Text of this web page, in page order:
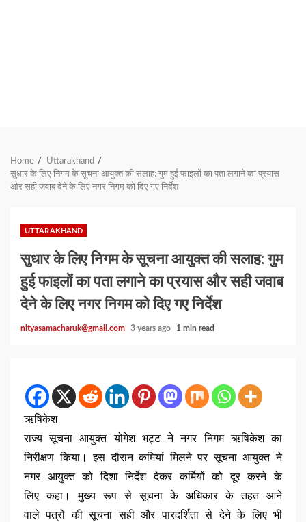
Home
Uttarakhand
सुधार के लिए निगम के सूचना आयुक्त की सलाह: गुम हुई फाइलों का पता लगाने का प्रयास
और सही जवाब देने के लिए नगर निगम को दिए गए निर्देश
UTTARAKHAND
सुधार के लिए निगम के सूचना आयुक्त की सलाह: गुम
हुई फाइलों का पता लगाने का प्रयास और सही जवाब
देने के लिए नगर निगम को दिए गए निर्देश
nityasamacharuk@gmail.com 3 years ago 1 min read
ऋषिकेश
राज्य सूचना आयुक्त योगेश भट्ट ने नगर निगम ऋषिकेश का
निरीक्षण किया। इस दौरान कमियां मिलने पर सूचना आयुक्त ने
नगर आयुक्त को दिशा निर्देश देकर कर्मियों को दूर करने के
लिए कहा। मुख्य रूप से सूचना के अधिकार के तहत आने
वाले पत्रों की सूचना सही और पारदर्शिता से देने के लिए भी